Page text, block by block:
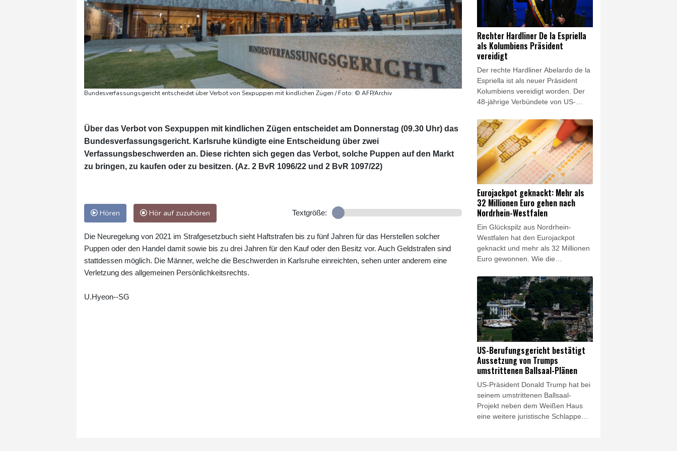
Bundesverfassungsgericht entscheidet über Verbot von Sexpuppen mit kindlichen Zügen / Foto: © AFP/Archiv
Über das Verbot von Sexpuppen mit kindlichen Zügen entscheidet am Donnerstag (09.30 Uhr) das
Bundesverfassungsgericht. Karlsruhe kündigte eine Entscheidung über zwei
Verfassungsbeschwerden an. Diese richten sich gegen das Verbot, solche Puppen auf den Markt
zu bringen, zu kaufen oder zu besitzen. (Az. 2 BvR 1096/22 und 2 BvR 1097/22)
Hören Hör auf zuzuhören Textgröße:
Die Neuregelung von 2021 im Strafgesetzbuch sieht Haftstrafen bis zu fünf Jahren für das Herstellen solcher
Puppen oder den Handel damit sowie bis zu drei Jahren für den Kauf oder den Besitz vor. Auch Geldstrafen sind
stattdessen möglich. Die Männer, welche die Beschwerden in Karlsruhe einreichten, sehen unter anderem eine
Verletzung des allgemeinen Persönlichkeitsrechts.
U.Hyeon--SG
jetzt durch hunderte oder tausende
Lkw-Fahrten zu ersetzen", sagte
der BUND-Chef Olaf Bandt der
"Rheinischen Post"
(Samstagsausgabe). Dies werde
"Menschen und Klima" belasten.
Rechter Hardliner De la Espriella
als Kolumbiens Präsident
vereidigt
Der rechte Hardliner Abelardo de la
Espriella ist als neuer Präsident
Kolumbiens vereidigt worden. Der
48-jährige Verbündete von US-
Freitag in der
südwestkolumbianischen Großstadt
Cali den Amtseid ab und trat damit
die Nachfolge des linken
Präsidenten Gustavo Petro an. De
la Espriella will unter anderem den
Kampf gegen Guerillagruppen und
den Drogenhandel im Land deutlich
verschärfen und die Beziehungen
zu den USA wieder ausbauen.
Eurojackpot geknackt: Mehr als
32 Millionen Euro gehen nach
Nordrhein-Westfalen
Ein Glückspilz aus Nordrhein-
Westfalen hat den Eurojackpot
geknackt und mehr als 32 Millionen
Euro gewonnen. Wie die
mitteilte, bekommt die Gewinnerin
oder der Gewinner 32.658.025
Euro. Die richtigen Gewinnzahlen
lauteten eins, drei, sechs, 13 und
23, mit den Eurozahlen fünf und
sieben.
US-Berufungsgericht bestätigt
Aussetzung von Trumps
umstrittenen Ballsaal-Plänen
US-Präsident Donald Trump hat bei
seinem umstrittenen Ballsaal-
Projekt neben dem Weißen Haus
eine weitere juristische Schlappe